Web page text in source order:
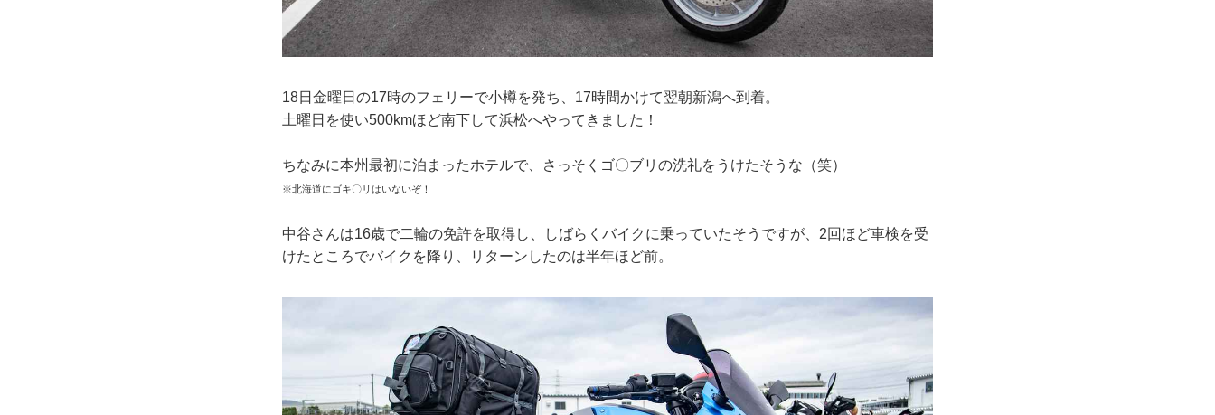
18日金曜日の17時のフェリーで小樽を発ち、17時間かけて翌朝新潟へ到着。
土曜日を使い500kmほど南下して浜松へやってきました！
ちなみに本州最初に泊まったホテルで、さっそくゴ〇ブリの洗礼をうけたそうな（笑）
※北海道にゴキ〇リはいないぞ！
中谷さんは16歳で二輪の免許を取得し、しばらくバイクに乗っていたそうですが、2回ほど車検を受
けたところでバイクを降り、リターンしたのは半年ほど前。